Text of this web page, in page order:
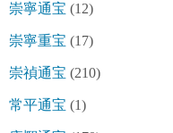
崇寧通宝 (12)
崇寧重宝 (17)
崇禎通宝 (210)
常平通宝 (1)